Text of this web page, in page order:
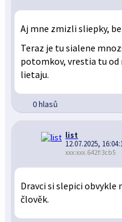
Aj mne zmizli sliepky,
Teraz je tu sialene
potomkov, vrestia tu od
lietaju.
0 hlasů
list
12.07.2025,
xxx:xxx.642f:3cb5
Dravci si slepici obvykle
člověk.